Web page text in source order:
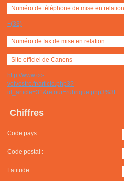
Numéro de téléphone de mise en relation
+(33)
Numéro de fax de mise en relation
Site officiel de Canens
http://www.cc-
volvestre.fr/article.php3?
id_article=31&retour=rubrique.php3%3F
Chiffres
Code pays :
Code postal :
Latitude :